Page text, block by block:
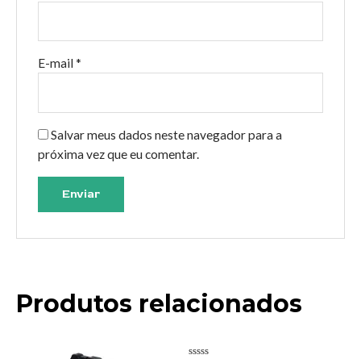
E-mail *
Salvar meus dados neste navegador para a
próxima vez que eu comentar.
Produtos relacionados